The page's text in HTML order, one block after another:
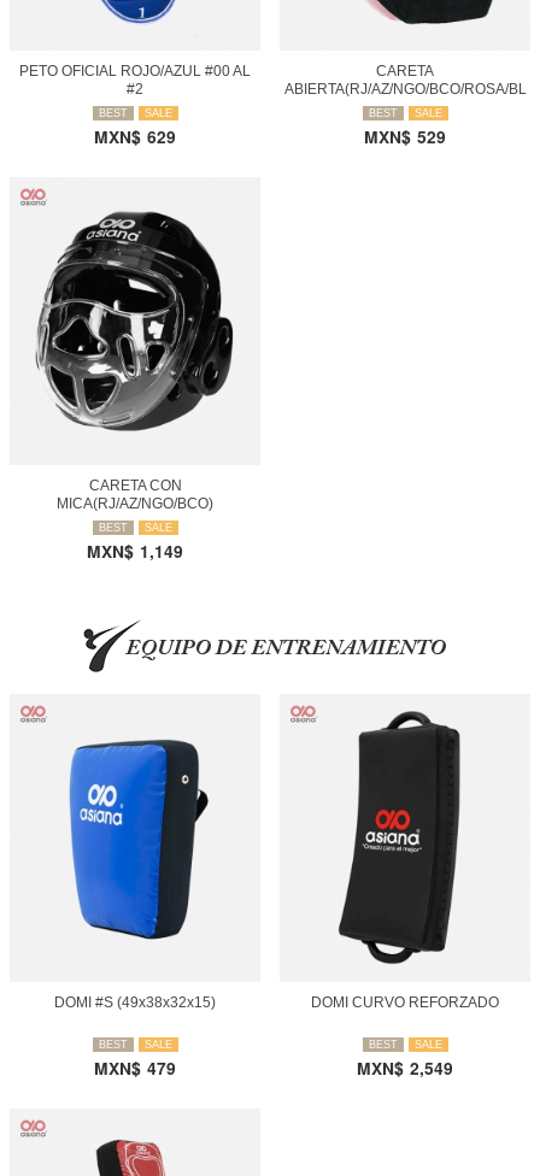
PETO OFICIAL ROJO/AZUL #00 AL
#2
BEST SALE
MXN$ 629
CARETA
ABIERTA(RJ/AZ/NGO/BCO/ROSA/BL
ANCO)
BEST SALE
MXN$ 529
CARETA CON
MICA(RJ/AZ/NGO/BCO)
BEST SALE
MXN$ 1,149
DOMI #S (49x38x32x15)
BEST SALE
MXN$ 479
DOMI CURVO REFORZADO
BEST SALE
MXN$ 2,549